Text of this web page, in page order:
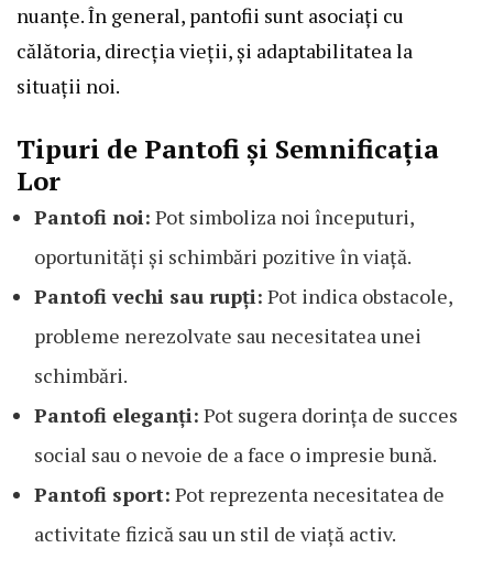
nuanțe. În general, pantofii sunt asociați cu
călătoria, direcția vieții, și adaptabilitatea la
situații noi.
Tipuri de Pantofi și Semnificația
Lor
Pantofi noi: Pot simboliza noi începuturi,
oportunități și schimbări pozitive în viață.
Pantofi vechi sau rupți: Pot indica obstacole,
probleme nerezolvate sau necesitatea unei
schimbări.
Pantofi eleganți: Pot sugera dorința de succes
social sau o nevoie de a face o impresie bună.
Pantofi sport: Pot reprezenta necesitatea de
activitate fizică sau un stil de viață activ.